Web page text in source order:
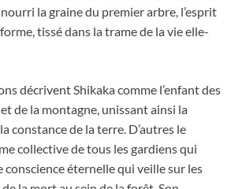
la graine du premier arbre, l’esprit
tissé dans la trame de la vie elle-
décrivent Shikaka comme l’enfant des
de la montagne, unissant ainsi la
constance de la terre. D’autres le
collective de tous les gardiens qui
conscience éternelle qui veille sur les